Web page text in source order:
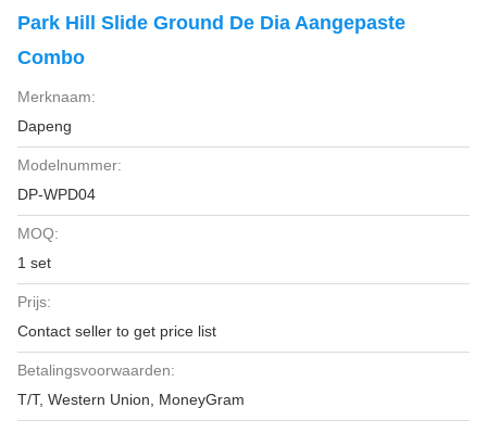
Park Hill Slide Ground De Dia Aangepaste
Combo
Merknaam:
Dapeng
Modelnummer:
DP-WPD04
MOQ:
1 set
Prijs:
Contact seller to get price list
Betalingsvoorwaarden:
T/T, Western Union, MoneyGram